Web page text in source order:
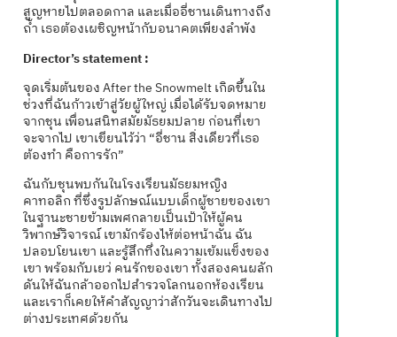
สูญหายไปตลอดกาล และเมื่ออี่ชานเดินทางถึง
ถ้ำ เธอต้องเผชิญหน้ากับอนาคตเพียงลำพัง
Director’s statement :
จุดเริ่มต้นของ After the Snowmelt เกิดขึ้นใน
ช่วงที่ฉันก้าวเข้าสู่วัยผู้ใหญ่ เมื่อได้รับจดหมาย
จากชุน เพื่อนสนิทสมัยมัธยมปลาย ก่อนที่เขา
จะจากไป เขาเขียนไว้ว่า “อี่ชาน สิ่งเดียวที่เธอ
ต้องทำ คือการรัก”
ฉันกับชุนพบกันในโรงเรียนมัธยมหญิง
คาทอลิก ที่ซึ่งรูปลักษณ์แบบเด็กผู้ชายของเขา
ในฐานะชายข้ามเพศกลายเป็นเป้าให้ผู้คน
วิพากษ์วิจารณ์ เขามักร้องไห้ต่อหน้าฉัน ฉัน
ปลอบโยนเขา และรู้สึกทึ่งในความเข้มแข็งของ
เขา พร้อมกับเยว่ คนรักของเขา ทั้งสองคนผลัก
ดันให้ฉันกล้าออกไปสำรวจโลกนอกห้องเรียน
และเราก็เคยให้คำสัญญาว่าสักวันจะเดินทางไป
ต่างประเทศด้วยกัน